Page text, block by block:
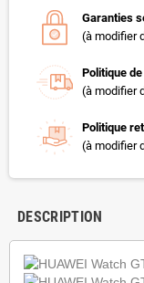
Garanties
(à modifier
Politique
(à modifier
Politique
(à modifier
DESCRIPTION